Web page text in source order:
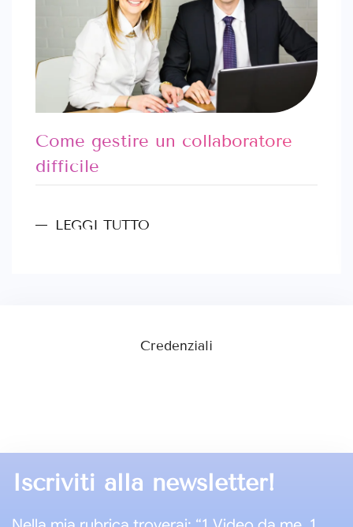
Come gestire un collaboratore
difficile
LEGGI TUTTO
Credenziali
Iscriviti alla newsletter!